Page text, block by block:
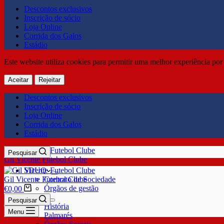
Descontos exclusivos
Inscrição de sócio
Loja Online
Corrida dos Galos
Estádio
Este website utiliza cookies para permitir uma melhor experiência
Aceitar Rejeitar
Descontos exclusivos
Inscrição de sócio
Loja Online
Corrida dos Galos
Estádio
Gil Vicente Futebol Clube
Pesquisar
SDUQ
Contrato de Sociedade
Órgãos de gestão
Clube
História
Palmarés
Gil Vicente Futebol Clube
€0,00
Pesquisar
Menu